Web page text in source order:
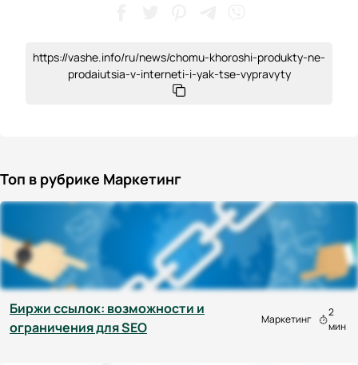
https://vashe.info/ru/news/chomu-khoroshi-produkty-ne-
prodaiutsia-v-interneti-i-yak-tse-vypravyty
Топ в рубрике Маркетинг
Биржи ссылок: возможности и
ограничения для SEO
Маркетинг
2
мин